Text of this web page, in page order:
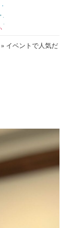
» イベントで人気だ